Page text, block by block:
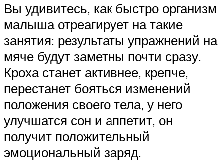
Вы удивитесь, как быстро организм
малыша отреагирует на такие
занятия: результаты упражнений на
мяче будут заметны почти сразу.
Кроха станет активнее, крепче,
перестанет бояться изменений
положения своего тела, у него
улучшатся сон и аппетит, он
получит положительный
эмоциональный заряд.